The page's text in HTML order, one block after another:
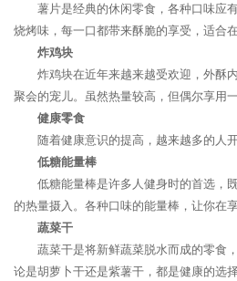
薯片是经典的休闲零食，各种口味应
烧烤味，每一口都带来酥脆的享受，适合
炸鸡块
炸鸡块在近年来越来越受欢迎，外酥
聚会的宠儿。虽然热量较高，但偶尔享用
健康零食
随着健康意识的提高，越来越多的人
低糖能量棒
低糖能量棒是许多人健身时的首选，
的热量摄入。各种口味的能量棒，让你在
蔬菜干
蔬菜干是将新鲜蔬菜脱水而成的零食
论是胡萝卜干还是紫薯干，都是健康的选